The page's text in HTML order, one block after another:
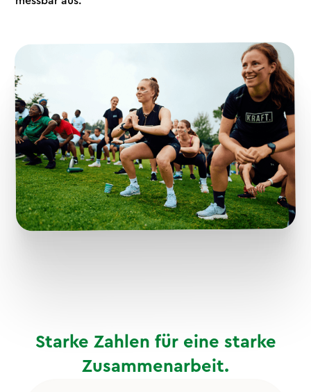
Starke Zahlen für eine starke
Zusammenarbeit.